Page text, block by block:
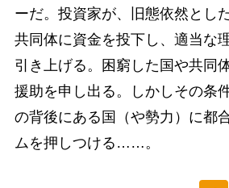
ーだ。投資家が、旧態依然とし
共同体に資金を投下し、適当な
引き上げる。困窮した国や共同
援助を申し出る。しかしその条
の背後にある国（や勢力）に都
ムを押しつける……。